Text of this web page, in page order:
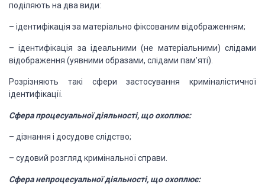
поділяють на два види:
– ідентифікація за матеріально фіксованим відображенням;
–ідентифікація за ідеальними (не матеріальними) слідами
відображення (уявними образами, слідами пам’яті).
Розрізняють такі сфери застосування криміналістичної
ідентифікації.
Сфера процесуальноїдіяльності, що охоплює:
– дізнання і досудове слідство;
– судовий розгляд кримінальної справи.
Сферанепроцесуальної діяльності, що охоплює: